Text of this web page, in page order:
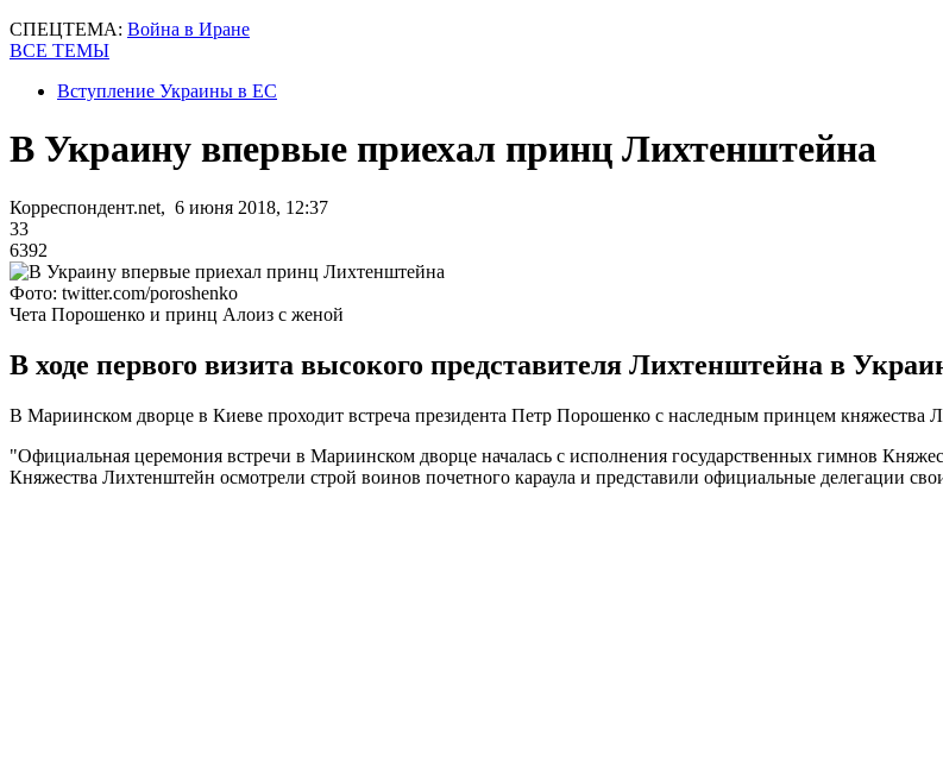
СПЕЦТЕМА: Война в Иране
ВСЕ ТЕМЫ
Вступление Украины в ЕС
В Украину впервые приехал принц Лихтенштейна
Корреспондент.net, 6 июня 2018, 12:37
33
6392
Фото: twitter.com/poroshenko
Чета Порошенко и принц Алоиз с женой
В ходе первого визита высокого представителя Лихтенштейна в
В Мариинском дворце в Киеве проходит встреча президента Петр Порошенко с наследным принцем княжества
"Официальная церемония встречи в Мариинском дворце началась с исполнения государственных гимнов
Княжества Лихтенштейн осмотрели строй воинов почетного караула и представили официальные делегации